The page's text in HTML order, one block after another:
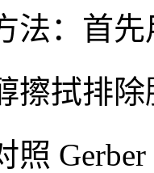
法：首
擦拭排
照